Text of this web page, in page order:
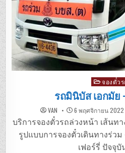
Posted
in
จองตั๋ว
รถมินิบัส เอกมัย
VAN 6 พฤศจิกายน 2022
บริการจองตั๋วรถล่วงหน้า เส้นทา
รูปแบบการจองตั๋วเดินทางร่ว
เฟอร์รี่ ปัจจุ